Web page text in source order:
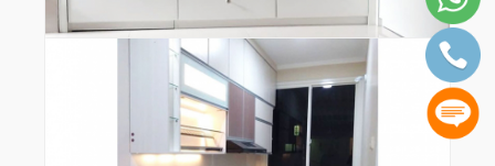
Detail
Kitchen Set Minimalis Tangerang